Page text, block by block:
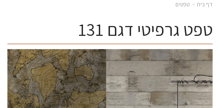
דף בית טפטים
טפט גרפיטי דגם 131